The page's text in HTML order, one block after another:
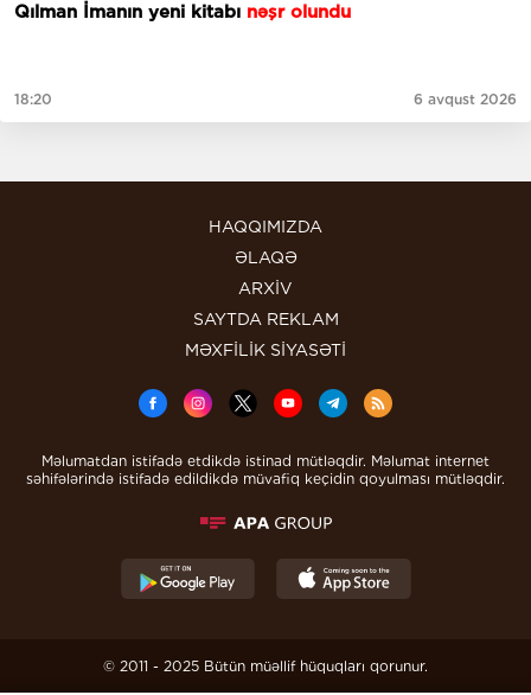
Qılman İmanın yeni kitabı nəşr olundu
18:20 6 avqust 2026
HAQQIMIZDA
ƏLAQƏ
ARXİV
SAYTDA REKLAM
MƏXFİLİK SİYASƏTİ
Məlumatdan istifadə etdikdə istinad mütləqdir. Məlumat internet
səhifələrində istifadə edildikdə müvafiq keçidin qoyulması mütləqdir.
© 2011 - 2025 Bütün müəllif hüquqları qorunur.